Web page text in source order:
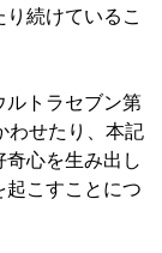
続けているこ
トラセブン第
わせたり、本記
心を生み出し
起こすことにつ